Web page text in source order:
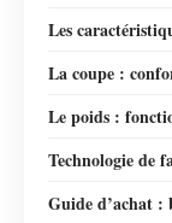
Les
La coupe :
Le poids :
Technologie de
Guide d’achat :